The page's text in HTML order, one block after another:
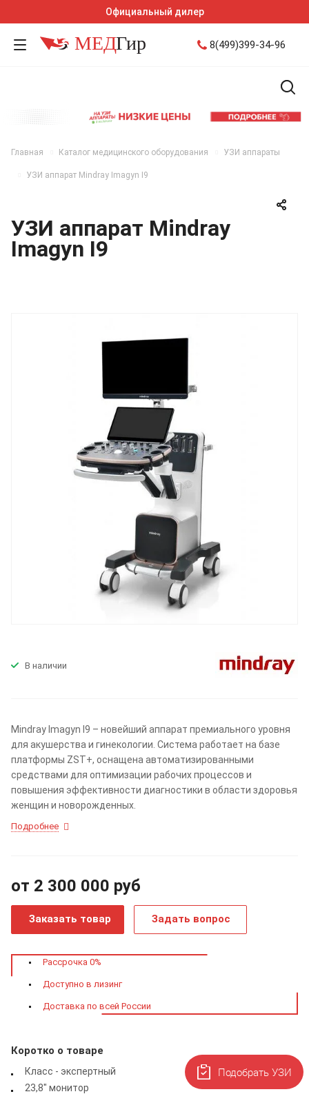
Официальный дилер
8(499)399-34-96
Главная Каталог медицинского оборудования УЗИ аппараты
УЗИ аппарат Mindray Imagyn I9
УЗИ аппарат Mindray
Imagyn I9
В наличии
Mindray Imagyn I9 – новейший аппарат премиального уровня
для акушерства и гинекологии. Система работает на базе
платформы ZST+, оснащена автоматизированными
средствами для оптимизации рабочих процессов и
повышения эффективности диагностики в области здоровья
женщин и новорожденных.
Подробнее
от 2 300 000 руб
Заказать товар Задать вопрос
Рассрочка 0%
Доступно в лизинг
Доставка по всей России
Коротко о товаре
Класс - экспертный
23,8" монитор
Подобрать УЗИ